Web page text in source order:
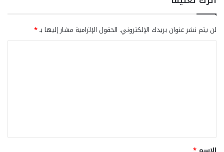
لن يتم نشر عنوان بريدك الإلكتروني. الحقول الإلزامية مشار إليها بـ*
ق